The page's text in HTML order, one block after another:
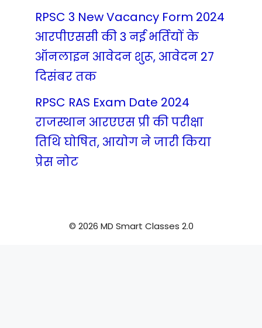
RPSC 3 New Vacancy Form 2024
आरपीएससी की 3 नई भर्तियों के
ऑनलाइन आवेदन शुरू, आवेदन 27
दिसंबर तक
RPSC RAS Exam Date 2024
राजस्थान आरएएस प्री की परीक्षा
तिथि घोषित, आयोग ने जारी किया
प्रेस नोट
© 2026 MD Smart Classes 2.0